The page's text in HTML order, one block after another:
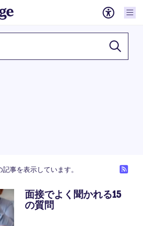
事を表示しています。
面接でよく聞かれる15
の質問